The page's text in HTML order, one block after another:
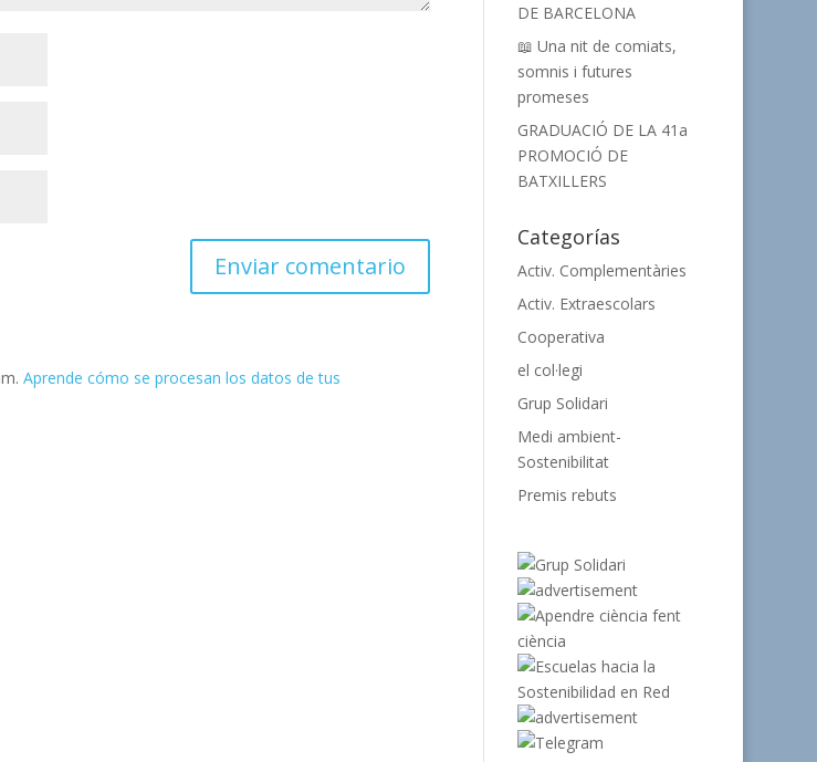
Aprende cómo se procesan los datos de tus
DE BARCELONA
📖 Una nit de comiats,
somnis i futures
promeses
GRADUACIÓ DE LA 41a
PROMOCIÓ DE
BATXILLERS
Categorías
Activ. Complementàries
Activ. Extraescolars
Cooperativa
el col·legi
Grup Solidari
Medi ambient-
Sostenibilitat
Premis rebuts